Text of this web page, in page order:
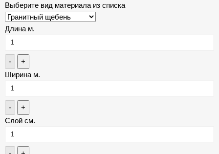
Выберите вид материала из списка
Длина м.
-
+
Ширина м.
-
+
Слой см.